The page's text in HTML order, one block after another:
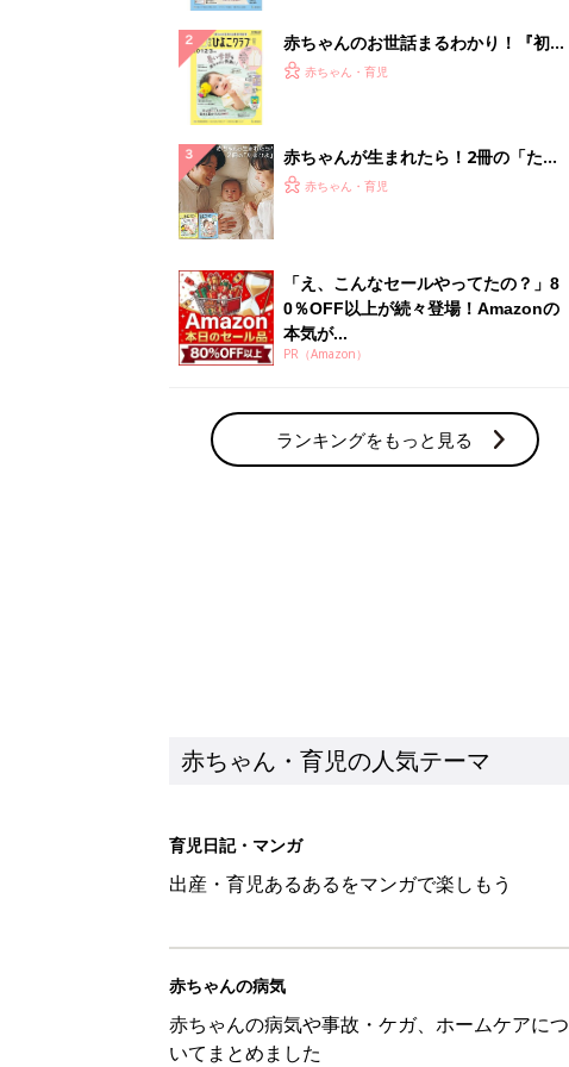
赤ちゃんのお世話まるわかり！『初め
てのひよこクラブ 夏号』〈巻頭大特
赤ちゃん・育児
赤ちゃんが生まれたら！2冊の「たま
ひよ」
赤ちゃん・育児
「え、こんなセールやってたの？」8
0％OFF以上が続々登場！Amazonの
本気が...
PR（Amazon）
ランキングをもっと見る
赤ちゃん・育児の人気テーマ
育児日記・マンガ
出産・育児あるあるをマンガで楽しもう
赤ちゃんの病気
赤ちゃんの病気や事故・ケガ、ホームケアにつ
いてまとめました